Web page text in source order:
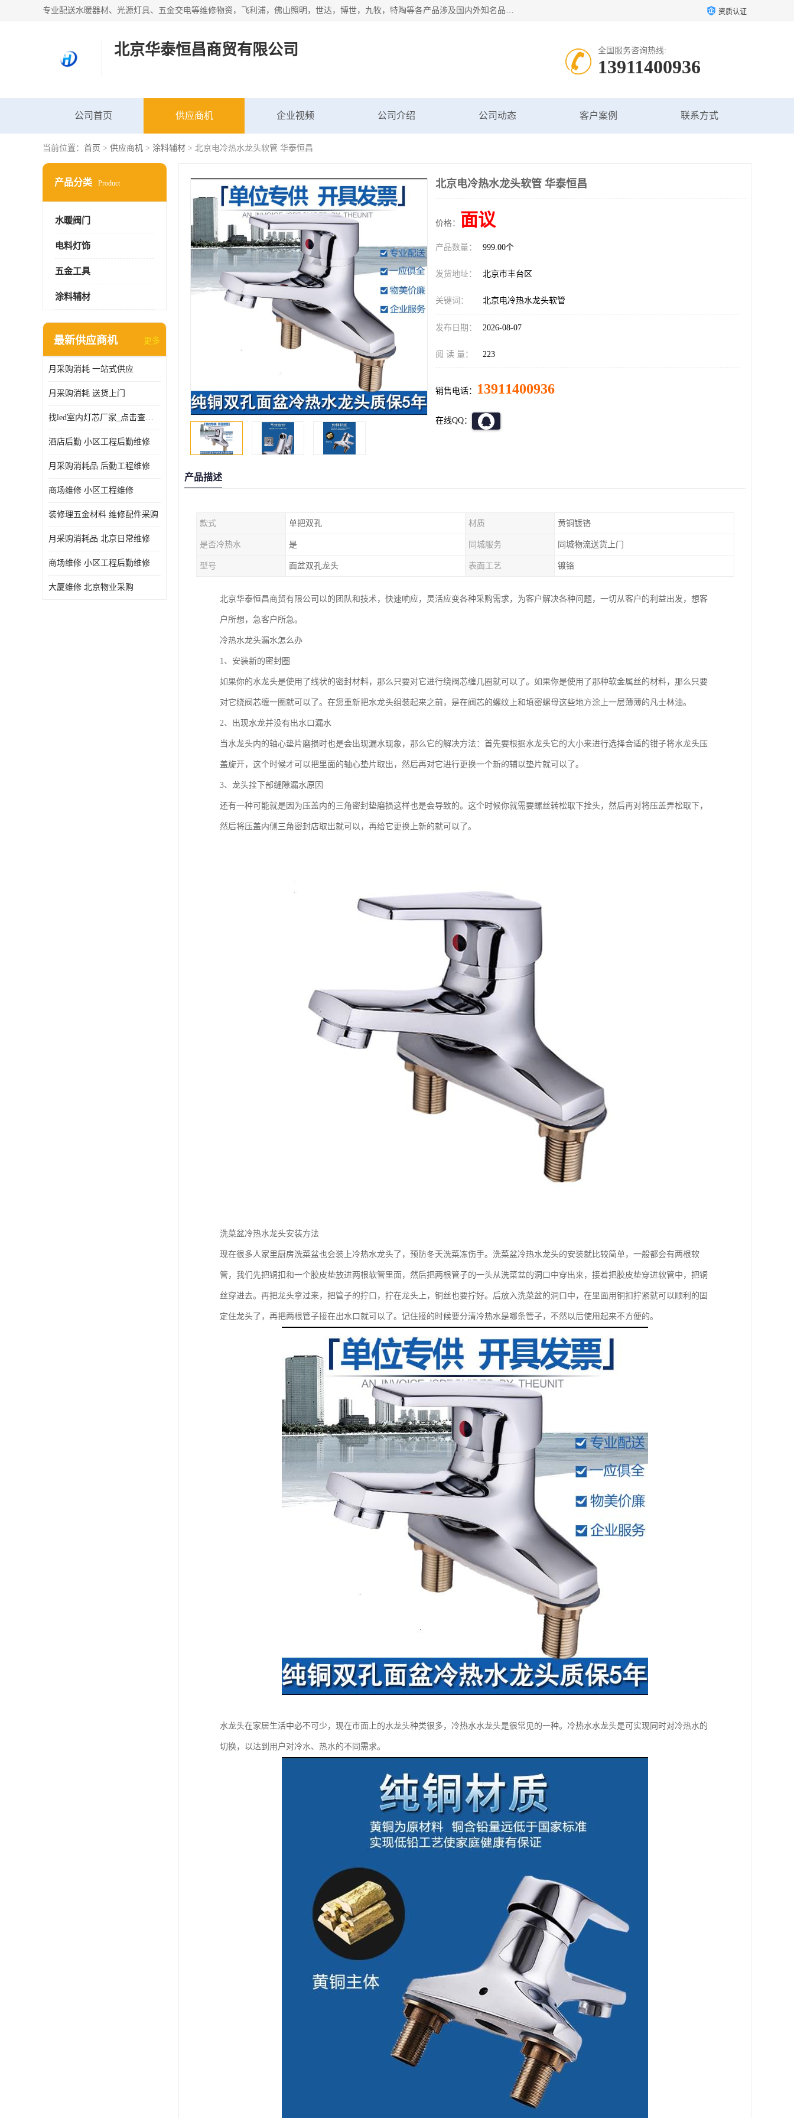
专业配送水暖器材、光源灯具、五金交电等维修物资，飞利浦，佛山照明，世达，博世，九牧，特陶等各产品涉及国内外知名品牌。公司专注与物业、学校、酒店、工厂等单位合作，提供一站式配送服务，降低客户综合成本。依托电子商务改变传统模式，以专业的团队为客户提供24H物资配送到达，货到月结、统一开票，便捷退换等服务，提高了企业的运营效率。 资质认证
北京华泰恒昌商贸有限公司 全国服务咨询热线:
13911400936
公司首页 供应商机 企业视频 公司介绍 公司动态 客户案例 联系方式
当前位置： 首页 > 供应商机 > 涂料辅材 > 北京电冷热水龙头软管 华泰恒昌
产品分类 Product
水暖阀门
电料灯饰
五金工具
涂料辅材
最新供应商机 更多
月采购消耗 一站式供应
月采购消耗 送货上门
找led室内灯芯厂家_点击查看更多
酒店后勤 小区工程后勤维修
月采购消耗品 后勤工程维修
商场维修 小区工程维修
装修理五金材料 维修配件采购
月采购消耗品 北京日常维修
商场维修 小区工程后勤维修
大厦维修 北京物业采购
北京电冷热水龙头软管 华泰恒昌
价格： 面议
产品数量： 999.00个
发货地址： 北京市丰台区
关键词： 北京电冷热水龙头软管
发布日期： 2026-08-07
阅 读 量： 223
销售电话： 13911400936
在线QQ：
产品描述
款式 单把双孔 材质 黄铜镀铬
是否冷热水 是 同城服务 同城物流送货上门
型号 面盆双孔龙头 表面工艺 镀铬
北京华泰恒昌商贸有限公司以的团队和技术，快速响应，灵活应变各种采购需求，为客户解决各种问题，一切从客户的利益出发，想客
户所想，急客户所急。
冷热水龙头漏水怎么办
1、安装新的密封圈
如果你的水龙头是使用了线状的密封材料，那么只要对它进行绕阀芯缠几圈就可以了。如果你是使用了那种软金属丝的材料，那么只要
对它绕阀芯缠一圈就可以了。在您重新把水龙头组装起来之前，是在阀芯的螺纹上和填密螺母这些地方涂上一层薄薄的凡士林油。
2、出现水龙并没有出水口漏水
当水龙头内的轴心垫片磨损时也是会出现漏水现象，那么它的解决方法：首先要根据水龙头它的大小来进行选择合适的钳子将水龙头压
盖旋开，这个时候才可以把里面的轴心垫片取出，然后再对它进行更换一个新的辅以垫片就可以了。
3、龙头拴下部缝隙漏水原因
还有一种可能就是因为压盖内的三角密封垫磨损这样也是会导致的。这个时候你就需要螺丝转松取下拴头，然后再对将压盖弄松取下，
然后将压盖内侧三角密封店取出就可以，再给它更换上新的就可以了。
洗菜盆冷热水龙头安装方法
现在很多人家里厨房洗菜盆也会装上冷热水龙头了，预防冬天洗菜冻伤手。洗菜盆冷热水龙头的安装就比较简单，一般都会有两根软
管，我们先把铜扣和一个胶皮垫放进两根软管里面，然后把两根管子的一头从洗菜盆的洞口中穿出来，接着把胶皮垫穿进软管中，把铜
丝穿进去。再把龙头拿过来，把管子的拧口，拧在龙头上，铜丝也要拧好。后放入洗菜盆的洞口中，在里面用铜扣拧紧就可以顺利的固
定住龙头了，再把两根管子接在出水口就可以了。记住接的时候要分清冷热水是哪条管子，不然以后使用起来不方便的。
水龙头在家居生活中必不可少，现在市面上的水龙头种类很多，冷热水水龙头是很常见的一种。冷热水水龙头是可实现同时对冷热水的
切换，以达到用户对冷水、热水的不同需求。